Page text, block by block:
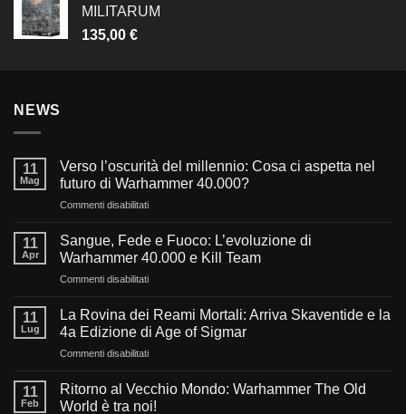
MILITARUM
135,00 €
NEWS
11
Mag
Verso l’oscurità del millennio: Cosa ci aspetta nel
futuro di Warhammer 40.000?
Commenti disabilitatisu
l’oscurità
del
millennio:
Cosa
aspetta
nel
futuro
di
40.000?
11
Apr
Sangue, Fede e Fuoco: L’evoluzione di
Warhammer 40.000 e Kill Team
Commenti disabilitatisu
Fede
e
Fuoco:
L’evoluzione
Warhammer
40.000
11
Lug
La Rovina dei Reami Mortali: Arriva Skaventide e la
4a Edizione di Age of Sigmar
Commenti disabilitatisu
Rovina
dei
11
Feb
Ritorno al Vecchio Mondo: Warhammer The Old
World è tra noi!